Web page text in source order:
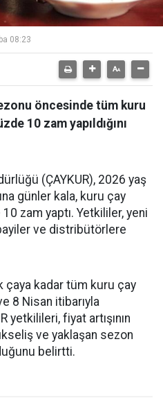
08:23
öncesinde tüm kuru
10 zam yapıldığını
(ÇAYKUR), 2026 yaş
günler kala, kuru çay
zam yaptı. Yetkililer, yeni
ve distribütörlere
çaya kadar tüm kuru çay
8 Nisan itibarıyla
yetkilileri, fiyat artışının
ve yaklaşan sezon
belirtti.